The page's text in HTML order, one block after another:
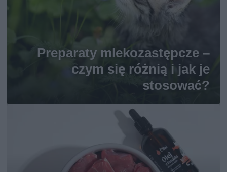
Preparaty mlekozastępcze –
czym się różnią i jak je
stosować?